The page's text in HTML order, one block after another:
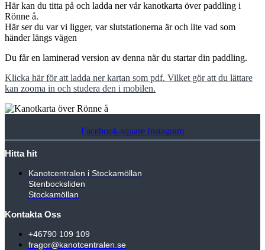
Här kan du titta på och ladda ner vår kanotkarta över paddling i
Rönne å.
Här ser du var vi ligger, var slutstationerna är och lite vad som
händer längs vägen
Du får en laminerad version av denna när du startar din paddling.
Klicka här för att ladda ner kartan som pdf. Vilket gör att du lättare
kan zooma in och studera den i mobilen.
Facebook-square Instagram
Hitta hit
Kanotcentralen i Stockamöllan
Stenbocksliden
Stockamöllan
Kontakta Oss
+46790 109 109
fragor@kanotcentralen.se